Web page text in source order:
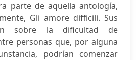
parte de aquella antología,
Gli amore difficili. Sus
sobre la dificultad de
personas que, por alguna
podrían comenzar